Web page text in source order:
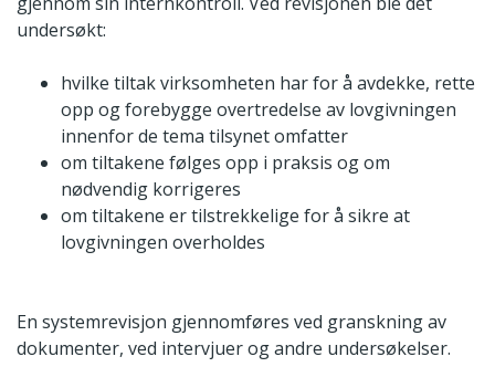
undersøkt:
hvilke tiltak virksomheten har for å avdekke, rette
opp og forebygge overtredelse av lovgivningen
innenfor de tema tilsynet omfatter
om tiltakene følges opp i praksis og om
nødvendig korrigeres
om tiltakene er tilstrekkelige for å sikre at
lovgivningen overholdes
En systemrevisjon gjennomføres ved granskning av
dokumenter, ved intervjuer og andre undersøkelser.